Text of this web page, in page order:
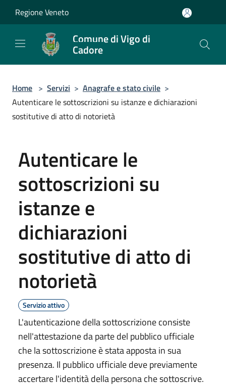
Regione Veneto
Comune di Vigo di
Cadore
Home > Servizi > Anagrafe e stato civile >
Autenticare le sottoscrizioni su istanze e dichiarazioni
sostitutive di atto di notorietà
Autenticare le
sottoscrizioni su
istanze e
dichiarazioni
sostitutive di atto di
notorietà
Servizio attivo
L'autenticazione della sottoscrizione consiste
nell'attestazione da parte del pubblico ufficiale
che la sottoscrizione è stata apposta in sua
presenza. Il pubblico ufficiale deve previamente
accertare l'identità della persona che sottoscrive.